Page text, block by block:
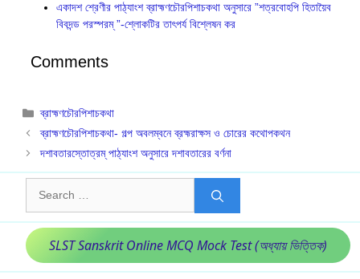
একাদশ শ্রেণীর পাঠ্যাংশ ব্রাহ্মণচৌরপিশাচকথা অনুসারে ”শত্রবোহপি হিতায়ৈব
বিবদন্ড পরস্পরম্ ”-শ্লোকটির তাৎপর্য বিশ্লেষন কর
Comments
Categories
ব্রাহ্মণচৌরপিশাচকথা
ব্রাহ্মণচৌরপিশাচকথা- গল্প অবলম্বনে ব্রহ্মরাক্ষস ও চোরের কথোপকথন
দশাবতারস্তোত্রম্ পাঠ্যাংশ অনুসারে দশাবতারের বর্ণনা
for:
SLST Sanskrit Online MCQ Mock Test (অধ্যায় ভিত্তিক)